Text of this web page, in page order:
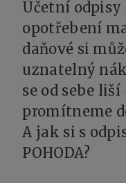
Účetní
opotřebení
daňové si
uznatelný
se od sebe
promítneme
A jak si s
POHODA?